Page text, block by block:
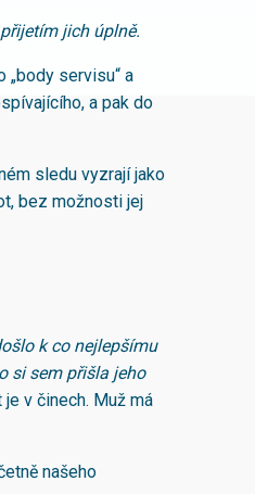
jich úplně.
„body servisu“ a
a pak do
sledu vyzrají jako
bez možnosti jej
k co nejlepšímu
si sem přišla jeho
v činech. Muž má
našeho